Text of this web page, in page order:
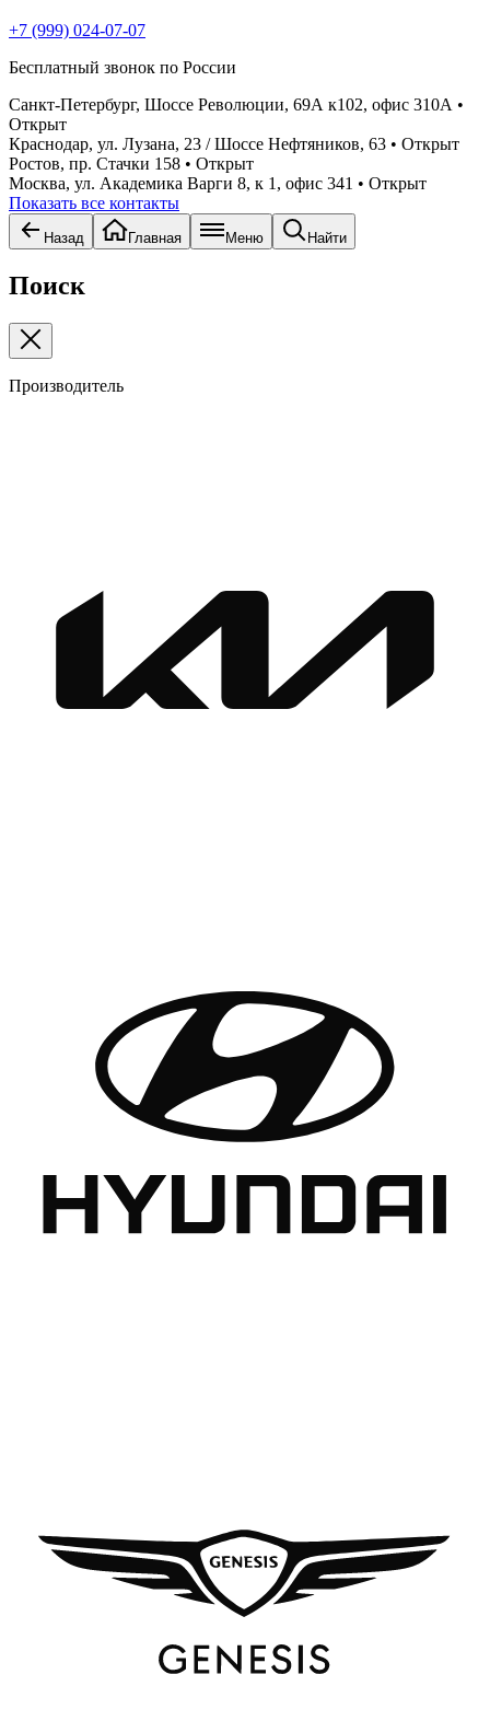
+7 (999) 024-07-07
Бесплатный звонок по России
Санкт-Петербург, Шоссе Революции, 69А к102, офис 310А •
Открыт
Краснодар, ул. Лузана, 23 / Шоссе Нефтяников, 63 • Открыт
Ростов, пр. Стачки 158 • Открыт
Москва, ул. Академика Варги 8, к 1, офис 341 • Открыт
Показать все контакты
Назад Главная Меню Найти
Поиск
Производитель